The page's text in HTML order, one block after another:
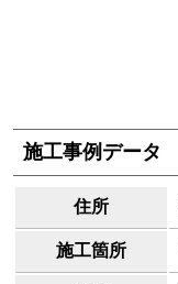
施工事例データ
住所
施工箇所